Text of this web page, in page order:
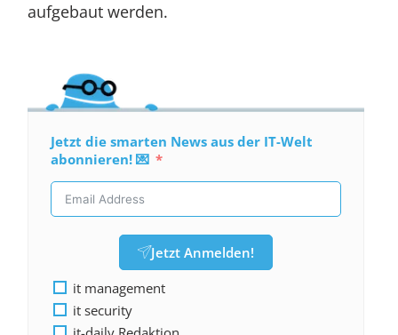
aufgebaut werden.
Jetzt die smarten News aus der IT-Welt
abonnieren! 💌
Jetzt Anmelden!
it management
it security